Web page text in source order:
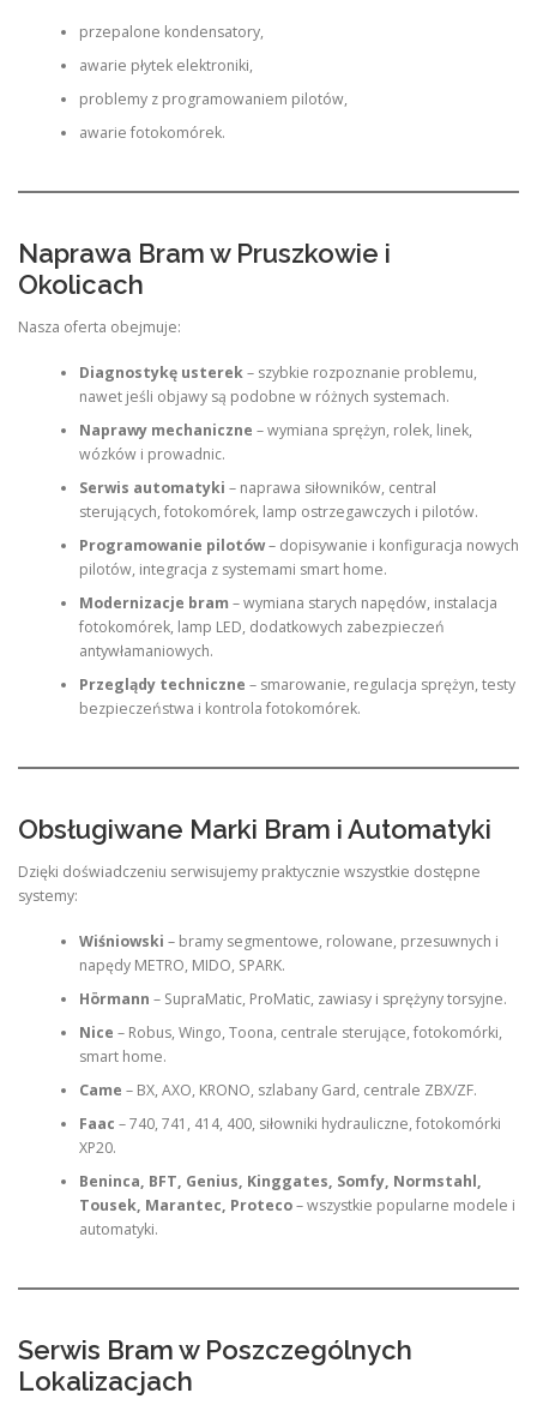
przepalone kondensatory,
awarie płytek elektroniki,
problemy z programowaniem pilotów,
awarie fotokomórek.
Naprawa Bram w Pruszkowie i
Okolicach
Nasza oferta obejmuje:
Diagnostykę usterek– szybkie rozpoznanie problemu,
nawet jeśli objawy są podobne w różnych systemach.
Naprawy mechaniczne – wymiana sprężyn, rolek, linek,
wózków i prowadnic.
Serwis automatyki – naprawa siłowników, central
sterujących, fotokomórek, lamp ostrzegawczych i pilotów.
Programowanie pilotów– dopisywanie i konfiguracja nowych
pilotów, integracja z systemami smart home.
Modernizacje bram – wymiana starych napędów, instalacja
fotokomórek, lamp LED, dodatkowych zabezpieczeń
antywłamaniowych.
Przeglądy techniczne – smarowanie, regulacja sprężyn, testy
bezpieczeństwa i kontrola fotokomórek.
Obsługiwane Marki Bram i Automatyki
Dzięki doświadczeniu serwisujemy praktycznie wszystkie dostępne
systemy:
Wiśniowski – bramy segmentowe, rolowane, przesuwnych i
napędy METRO, MIDO, SPARK.
Hörmann – SupraMatic, ProMatic, zawiasy i sprężyny torsyjne.
Nice – Robus, Wingo, Toona, centrale sterujące, fotokomórki,
smart home.
Came – BX, AXO, KRONO, szlabany Gard, centrale ZBX/ZF.
Faac – 740, 741, 414, 400, siłowniki hydrauliczne, fotokomórki
XP20.
Beninca, BFT, Genius, Kinggates, Somfy, Normstahl,
Tousek, Marantec, Proteco– wszystkie popularne modele i
automatyki.
Serwis Bram w Poszczególnych
Lokalizacjach